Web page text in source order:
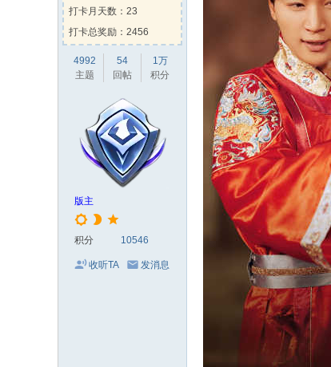
zhhz0308 送出
打卡月天数：23
打卡总奖励：2456
4992
主题
54
回帖
1万
积分
版主
积分 10546
收听TA 发消息